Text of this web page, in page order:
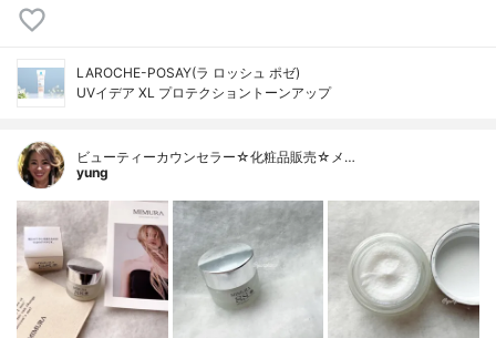
LAROCHE-POSAY(ラ ロッシュ ポゼ)
UVイデア XL プロテクショントーンアップ
ビューティーカウンセラー☆化粧品販売☆メ…
yung